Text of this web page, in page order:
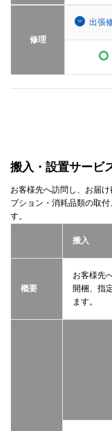
修理
出張
搬入・設置サービ
お客様先へ訪問し、お届
プション・消耗品類の取
す。
搬入
概要
お客様先
開梱、指
ます。